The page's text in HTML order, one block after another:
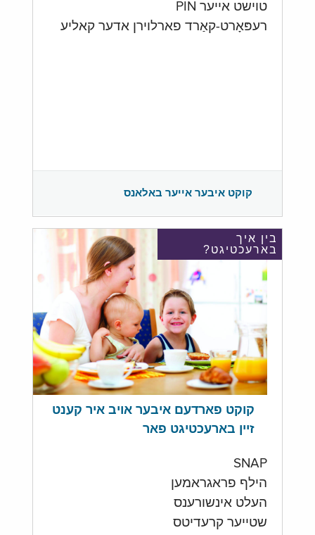
טוישט אייער PIN
רעפּאָרט-קאַרד פארלוירן אדער קאליע
קוקט איבער אייער באלאנס
בין איך
בארעכטיגט?
קוקט פארדעם איבער אויב איר קענט
זיין בארעכטיגט פאר
SNAP
הילף פראגראמען
העלט אינשורענס
שטייער קרעדיטס